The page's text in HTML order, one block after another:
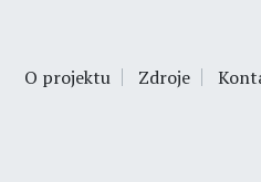
O projektu Zdroje